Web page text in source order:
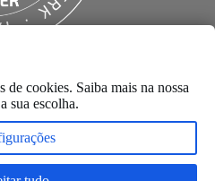
de cookies. Saiba mais na nossa
sua escolha.